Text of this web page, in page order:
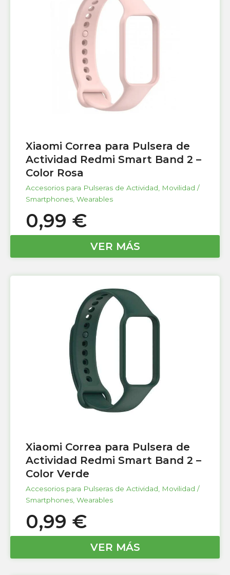
Xiaomi Correa para Pulsera de
Actividad Redmi Smart Band 2 –
Color Rosa
Accesorios para Pulseras de Actividad
Movilidad /
Smartphones Wearables
0,99 €
VER MÁS
Xiaomi Correa para Pulsera de
Actividad Redmi Smart Band 2 –
Color Verde
Accesorios para Pulseras de Actividad, Movilidad /
Smartphones, Wearables
0,99 €
VER MÁS